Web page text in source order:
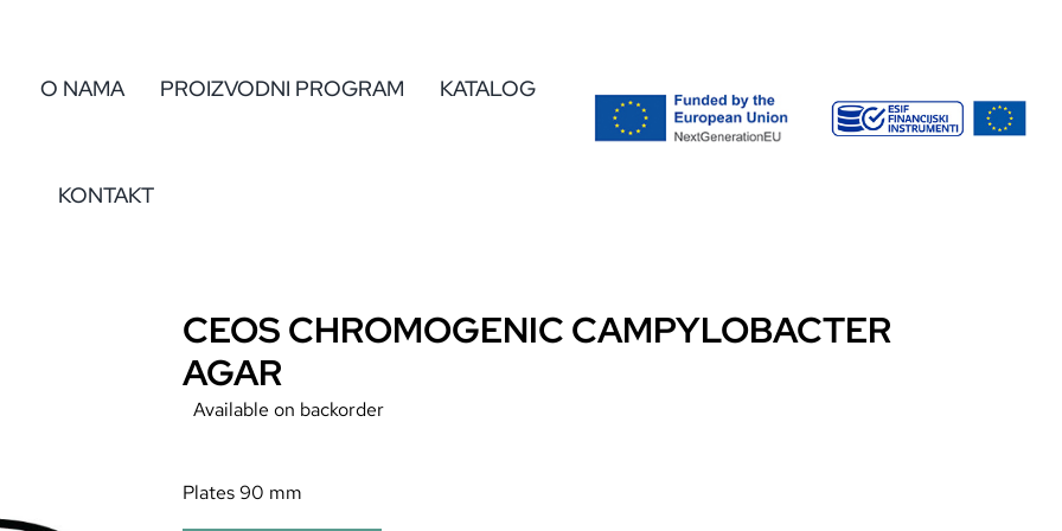
O NAMA PROIZVODNI PROGRAM KATALOG
KONTAKT
CEOS CHROMOGENIC CAMPYLOBACTER
AGAR
Available on backorder
Plates 90 mm